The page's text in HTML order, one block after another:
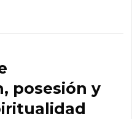
posesión y